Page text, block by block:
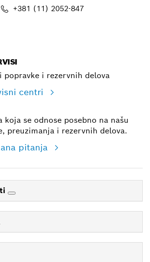
+381 (11) 2052-847
popravke i rezervnih delova
centri
koja se odnose posebno na našu
preuzimanja i rezervnih delova.
pitanja